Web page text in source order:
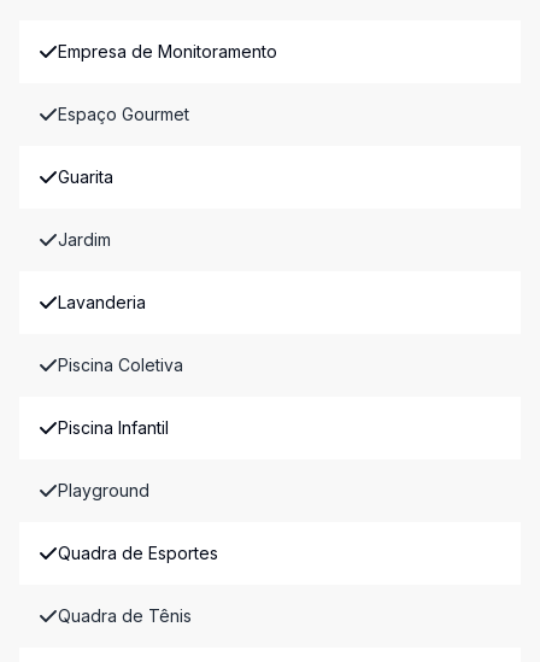
Empresa de Monitoramento
Espaço Gourmet
Guarita
Jardim
Lavanderia
Piscina Coletiva
Piscina Infantil
Playground
Quadra de Esportes
Quadra de Tênis